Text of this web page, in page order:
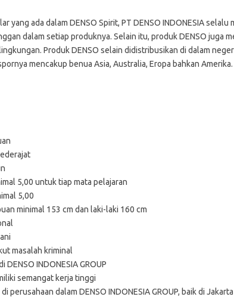
yang ada dalam DENSO Spirit, PT DENSO INDONESIA selalu
dalam setiap produknya. Selain itu, produk DENSO juga
Produk DENSO selain didistribusikan di dalam
mencakup benua Asia, Australia, Eropa bahkan Amerika.
5,00 untuk tiap mata pelajaran
5,00
minimal 153 cm dan laki-laki 160 cm
masalah kriminal
INDONESIA GROUP
semangat kerja tinggi
perusahaan dalam DENSO INDONESIA GROUP, baik di